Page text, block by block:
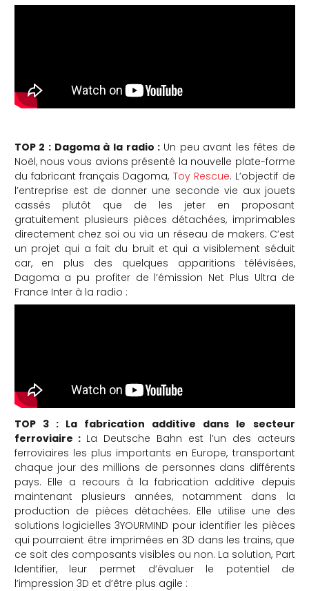
TOP 2 : Dagoma à la radio : Un peu avant les fêtes de
Noël, nous vous avions présenté la nouvelle plate-forme
du fabricant français Dagoma, Toy Rescue. L’objectif de
l’entreprise est de donner une seconde vie aux jouets
cassés plutôt que de les jeter en proposant
gratuitement plusieurs pièces détachées, imprimables
directement chez soi ou via un réseau de makers. C’est
un projet qui a fait du bruit et qui a visiblement séduit
car, en plus des quelques apparitions télévisées,
Dagoma a pu profiter de l’émission Net Plus Ultra de
France Inter à la radio :
TOP 3 : La fabrication additive dans le secteur
ferroviaire : La Deutsche Bahn est l’un des acteurs
ferroviaires les plus importants en Europe, transportant
chaque jour des millions de personnes dans différents
pays. Elle a recours à la fabrication additive depuis
maintenant plusieurs années, notamment dans la
production de pièces détachées. Elle utilise une des
solutions logicielles 3YOURMIND pour identifier les pièces
qui pourraient être imprimées en 3D dans les trains, que
ce soit des composants visibles ou non. La solution, Part
Identifier, leur permet d’évaluer le potentiel de
l’impression 3D et d’être plus agile :